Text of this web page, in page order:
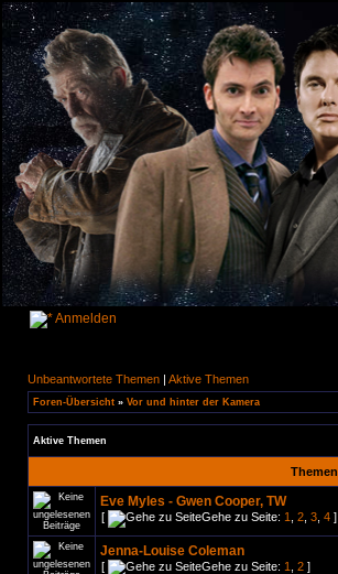
Anmelden
Unbeantwortete Themen | Aktive Themen
Foren-Übersicht » Vor und hinter der Kamera
Aktive Themen
Themen
Eve Myles - Gwen Cooper, TW
[ Gehe zu Seite: 1 2 3 4 ]
Jenna-Louise Coleman
[ Gehe zu Seite: 1 2 ]